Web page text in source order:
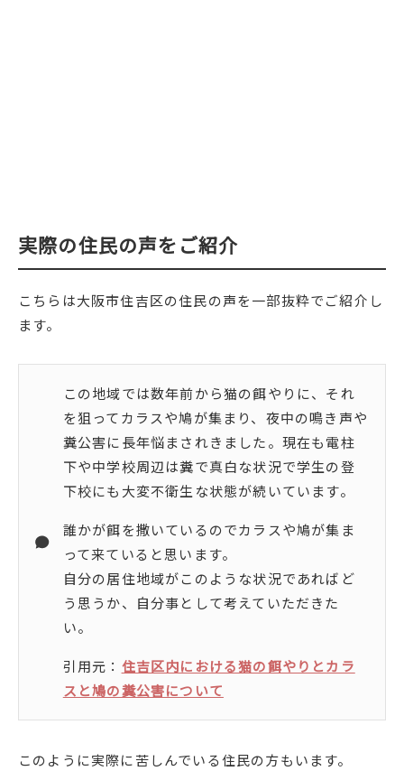
実際の住民の声をご紹介
こちらは大阪市住吉区の住民の声を一部抜粋でご紹介し
ます。
この地域では数年前から猫の餌やりに、それ
を狙ってカラスや鳩が集まり、夜中の鳴き声や
糞公害に長年悩まされきました。現在も電柱
下や中学校周辺は糞で真白な状況で学生の登
下校にも大変不衛生な状態が続いています。
誰かが餌を撒いているのでカラスや鳩が集ま
って来ていると思います。
自分の居住地域がこのような状況であればど
う思うか、自分事として考えていただきた
い。
引用元： 住吉区内における猫の餌やりとカラ
スと鳩の糞公害について
このように実際に苦しんでいる住民の方もいます。